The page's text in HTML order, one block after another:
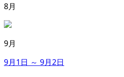
8月
9月
9月1日 ～ 9月2日